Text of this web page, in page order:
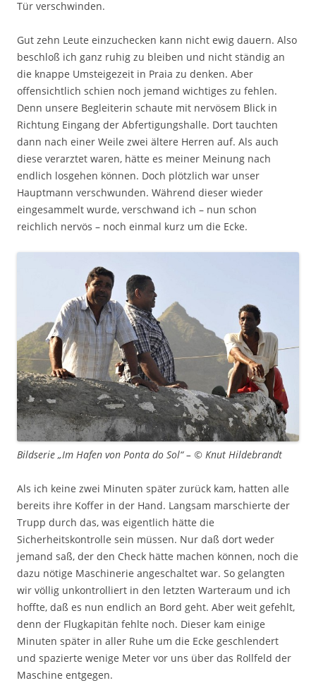
Tür verschwinden.
Gut zehn Leute einzuchecken kann nicht ewig dauern. Also
beschloß ich ganz ruhig zu bleiben und nicht ständig an
die knappe Umsteigezeit in Praia zu denken. Aber
offensichtlich schien noch jemand wichtiges zu fehlen.
Denn unsere Begleiterin schaute mit nervösem Blick in
Richtung Eingang der Abfertigungshalle. Dort tauchten
dann nach einer Weile zwei ältere Herren auf. Als auch
diese verarztet waren, hätte es meiner Meinung nach
endlich losgehen können. Doch plötzlich war unser
Hauptmann verschwunden. Während dieser wieder
eingesammelt wurde, verschwand ich – nun schon
reichlich nervös – noch einmal kurz um die Ecke.
Bildserie „Im Hafen von Ponta do Sol“ – © Knut Hildebrandt
Als ich keine zwei Minuten später zurück kam, hatten alle
bereits ihre Koffer in der Hand. Langsam marschierte der
Trupp durch das, was eigentlich hätte die
Sicherheitskontrolle sein müssen. Nur daß dort weder
jemand saß, der den Check hätte machen können, noch die
dazu nötige Maschinerie angeschaltet war. So gelangten
wir völlig unkontrolliert in den letzten Warteraum und ich
hoffte, daß es nun endlich an Bord geht. Aber weit gefehlt,
denn der Flugkapitän fehlte noch. Dieser kam einige
Minuten später in aller Ruhe um die Ecke geschlendert
und spazierte wenige Meter vor uns über das Rollfeld der
Maschine entgegen.